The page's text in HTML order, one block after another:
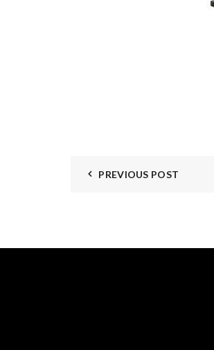
PREVIOUS POST